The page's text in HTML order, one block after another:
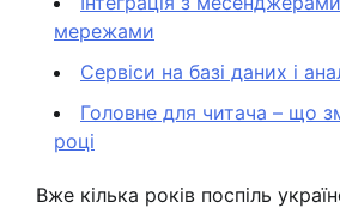
мережами
Сервіси на базі даних і
Головне для читача – що
році
Вже кілька років поспіль